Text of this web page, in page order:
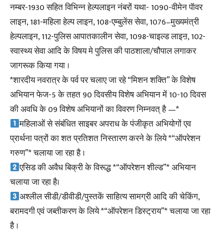
नम्बर-1930 सहित विभिन्न हेल्पलाइन नंबरों यथा- 1090-वीमेन पॅावर
लाइन, 181-महिला हेल्प लाइन, 108-एम्बुलेंस सेवा, 1076–मुख्यमंत्री
हेल्पलाइन, 112-पुलिस आपातकालीन सेवा, 1098-चाइल्ड लाइऩ, 102-
स्वास्थ्य सेवा आदि के विषय मे पुलिस की पाठशाला/चौपाल लगाकर
जागरूक किया गया ।
*शारदीय नवरात्र के पर्व पर चलाए जा रहे “मिशन शक्ति” के विशेष
अभियान फेज-5 के तहत 90 दिवसीय विशेष अभियान में 10-10 दिवस
की अवधि के 09 विशेष अभियानों का विवरण निम्नवत् है —*
महिलाओं से संबंधित साइबर अपराध के पंजीकृत अभियोगों एव
प्रार्थना पत्रों का शत प्रतिशत निस्तारण करने के लिये *“ऑपरेशन
गरुण”* चलाया जा रहा है ।
एसिड की अवैध बिक्री के विरूद्ध *“ऑपरेशन शील्ड”* अभियान
चलाया जा रहा है।
अश्लील सीडी/डीवीडी/पुस्तकें साहित्य सामग्री आदि की चेकिंग,
बरामदगी एवं जब्तीकरण के लिये *“ऑपरेशन डिस्ट्राय”* चलाया जा रहा
है ।